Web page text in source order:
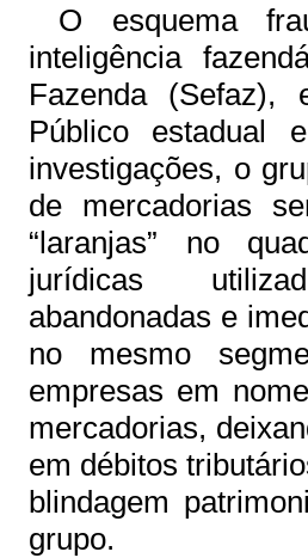
O esquema
inteligência
Fazenda (Sefaz),
Público estadual
investigações, o
de mercadorias
“laranjas” no
jurídicas
abandonadas e
no mesmo
empresas em
mercadorias,
em débitos
blindagem
grupo.